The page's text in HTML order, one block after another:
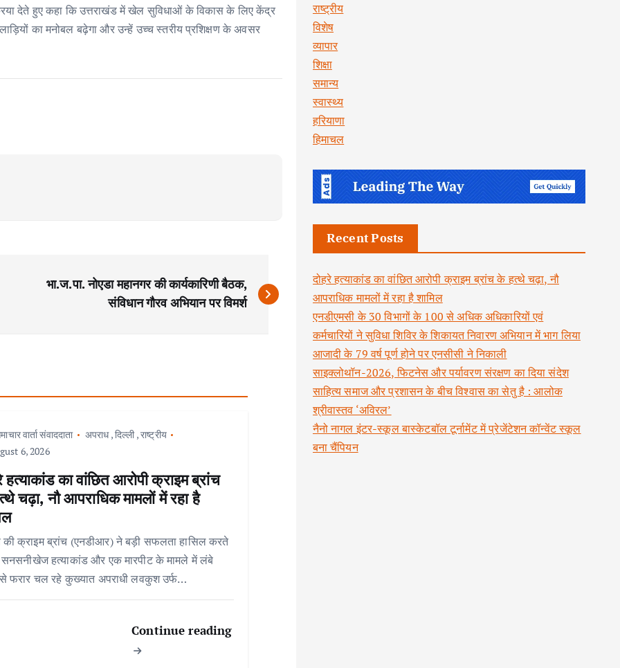
देते हुए कहा कि उत्तराखंड में खेल सुविधाओं के विकास के लिए केंद्र
का मनोबल बढ़ेगा और उन्हें उच्च स्तरीय प्रशिक्षण के अवसर
भा.ज.पा. नोएडा महानगर की कार्यकारिणी बैठक,
संविधान गौरव अभियान पर विमर्श
वार्ता संवाददाता अपराध,दिल्ली,राष्ट्रीय
6, 2026
हत्याकांड का वांछित आरोपी क्राइम ब्रांच
चढ़ा, नौ आपराधिक मामलों में रहा है
क्राइम ब्रांच (एनडीआर) ने बड़ी सफलता हासिल करते
सनसनीखेज हत्याकांड और एक मारपीट के मामले में लंबे
फरार चल रहे कुख्यात अपराधी लवकुश उर्फ…
Continue reading
राष्ट्रीय
विशेष
व्यापार
शिक्षा
समान्य
स्वास्थ्य
हरियाणा
हिमाचल
Recent Posts
दोहरे हत्याकांड का वांछित आरोपी क्राइम ब्रांच के हत्थे चढ़ा, नौ
आपराधिक मामलों में रहा है शामिल
एनडीएमसी के 30 विभागों के 100 से अधिक अधिकारियों एवं
कर्मचारियों ने सुविधा शिविर के शिकायत निवारण अभियान में भाग लिया
आजादी के 79 वर्ष पूर्ण होने पर एनसीसी ने निकाली
साइक्लोथॉन-2026, फिटनेस और पर्यावरण संरक्षण का दिया संदेश
साहित्य समाज और प्रशासन के बीच विश्वास का सेतु है : आलोक
श्रीवास्तव ‘अविरल’
नैनो नागल इंटर-स्कूल बास्केटबॉल टूर्नामेंट में प्रेजेंटेशन कॉन्वेंट स्कूल
बना चैंपियन